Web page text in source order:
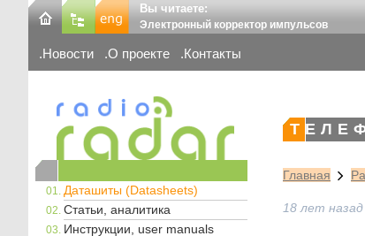
Вы читаете:
Электронный корректор импульсов
Новости О проекте Контакты
Даташиты (Datasheets)
Статьи, аналитика
Инструкции, user manuals
Главная
18 лет назад